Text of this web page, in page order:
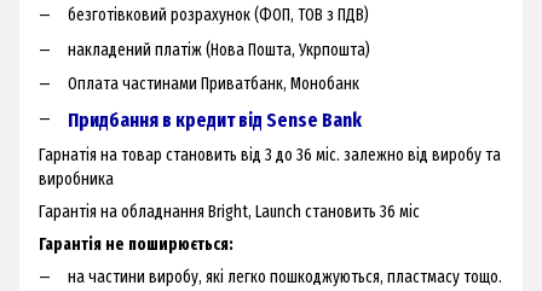
безготівковий розрахунок (ФОП, ТОВ з ПДВ)
накладений платіж (Нова Пошта, Укрпошта)
Оплата частинами Приватбанк, Монобанк
Придбання в кредит від Sense Bank
Гарнатія на товар становить від 3 до 36 міс. залежно від виробу та
виробника
Гарантія на обладнання Bright, Launch становить 36 міс
Гарантія не поширюється:
на частини виробу, які легко пошкоджуються, пластмасу тощо.